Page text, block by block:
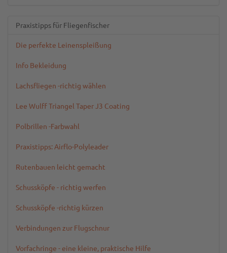
Praxistipps für Fliegenfischer
Die perfekte Leinenspleißung
Info Bekleidung
Lachsfliegen -richtig wählen
Lee Wulff Triangel Taper J3 Coating
Polbrillen -Farbwahl
Praxistipps: Airflo-Polyleader
Rutenbauen leicht gemacht
Schussköpfe - richtig werfen
Schussköpfe -richtig kürzen
Verbindungen zur Flugschnur
Vorfachringe - eine kleine, praktische Hilfe